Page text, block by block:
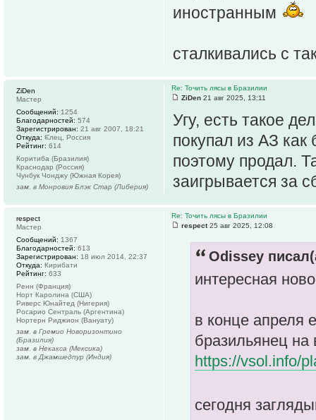
иностранным
сталкивались с
Re: Точить лясы в Бразилии
ZiDen 21 авг 2025, 13:11
Угу, есть такое
покупал из АЗ как
поэтому продал.
заигрывается за
ZiDen
Мастер
Сообщений: 1254
Благодарностей: 574
Зарегистрирован: 21 авг 2007, 18:21
Откуда: ᙓлец, Россия
Рейтинг: 614
Коритиба (Бразилия)
Краснодар (Россия)
Чунбук Чонджу (Южная Корея)
зам. в Монровия Блэк Стар (Либерия)
Re: Точить лясы в Бразилии
respect25 авг 2025, 12:08
Odissey
интересная
в конце апреля
бразильянец на
https://vsol.info/
сегодня
respect
Мастер
Сообщений: 1367
Благодарностей: 613
Зарегистрирован: 18 июл 2014, 22:37
Откуда: Кирибати
Рейтинг: 633
Ренн (Франция)
Норт Каролина (США)
Риверс Юнайтед (Нигерия)
Росарио Сентраль (Аргентина)
Нортерн Риджион (Вануату)
зам. в Гремио Новоризонтино
(Бразилия)
зам. в Некакса (Мексика)
зам. в Джамшедпур (Индия)